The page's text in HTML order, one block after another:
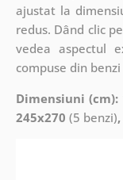
ajustat la
redus. Dând clic
vedea aspectul
compuse din
Dimensiuni (cm):
245x270 (5 benzi)